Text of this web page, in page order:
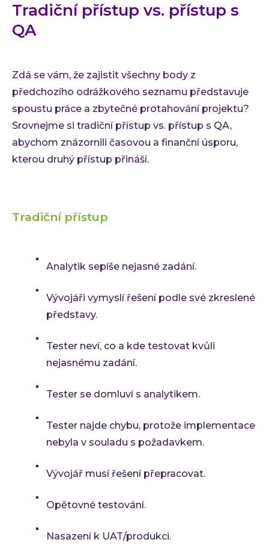
Tradiční přístup vs. přístup s
QA
Zdá se vám, že zajistit všechny body z
předchozího odrážkového seznamu představuje
spoustu práce a zbytečné protahování projektu?
Srovnejme si tradiční přístup vs. přístup s QA,
abychom znázornili časovou a finanční úsporu,
kterou druhý přístup přináší.
Tradiční přístup
Analytik sepíše nejasné zadání.
Vývojáři vymyslí řešení podle své zkreslené
představy.
Tester neví, co a kde testovat kvůli
nejasnému zadání.
Tester se domluví s analytikem.
Tester najde chybu, protože implementace
nebyla v souladu s požadavkem.
Vývojář musí řešení přepracovat.
Opětovné testování.
Nasazení k UAT/produkci.